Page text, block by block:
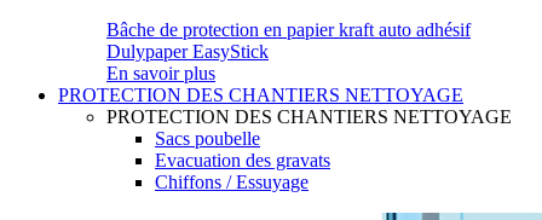
Bâche de protection en papier kraft auto adhésif
Dulypaper EasyStick
En savoir plus
PROTECTION DES CHANTIERS NETTOYAGE
PROTECTION DES CHANTIERS NETTOYAGE
Sacs poubelle
Evacuation des gravats
Chiffons / Essuyage